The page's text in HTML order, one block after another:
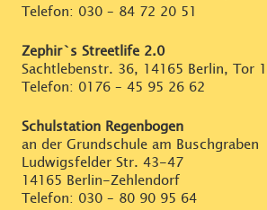
Telefon: 030 – 84 72 20 51
Zephir`s Streetlife 2.0
Sachtlebenstr. 36, 14165 Berlin, Tor 1
Telefon: 0176 – 45 95 26 62
Schulstation Regenbogen
an der Grundschule am Buschgraben
Ludwigsfelder Str. 43-47
14165 Berlin-Zehlendorf
Telefon: 030 – 80 90 95 64